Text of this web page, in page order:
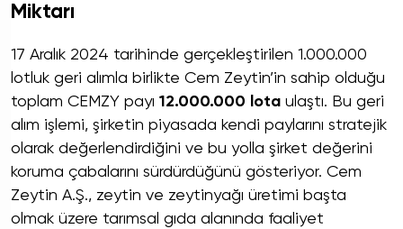
Miktarı
17 Aralık 2024 tarihinde gerçekleştirilen 1.000.000
lotluk geri alımla birlikte Cem Zeytin’in sahip olduğu
toplam CEMZY payı 12.000.000 lota ulaştı. Bu geri
alım işlemi, şirketin piyasada kendi paylarını stratejik
olarak değerlendirdiğini ve bu yolla şirket değerini
koruma çabalarını sürdürdüğünü gösteriyor. Cem
Zeytin A.Ş., zeytin ve zeytinyağı üretimi başta
olmak üzere tarımsal gıda alanında faaliyet